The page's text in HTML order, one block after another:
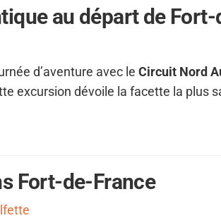
au départ de
d’aventure avec le Circuit Nord
excursion dévoile la facette la plus
Fort-de-France